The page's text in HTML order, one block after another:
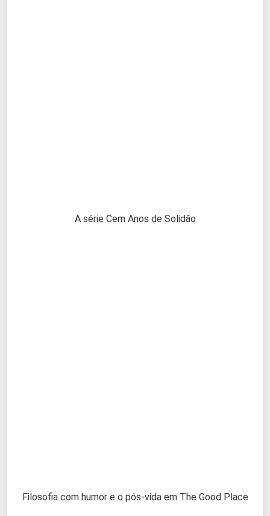
A série Cem Anos de Solidão
Filosofia com humor e o pós-vida em The Good Place